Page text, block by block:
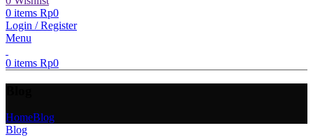
0 items Rp0
Login / Register
Menu
0 items Rp0
HomeBlog
Blog